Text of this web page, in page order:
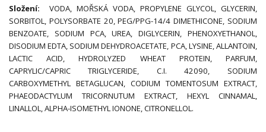
Složení:
VODA, MOŘSKÁ VODA, PROPYLENE GLYCOL, GLYCERIN,
SORBITOL, POLYSORBATE 20, PEG/PPG-14/4 DIMETHICONE, SODIUM
BENZOATE, SODIUM PCA, UREA, DIGLYCERIN, PHENOXYETHANOL,
DISODIUM EDTA, SODIUM DEHYDROACETATE, PCA, LYSINE, ALLANTOIN,
LACTIC ACID, HYDROLYZED WHEAT PROTEIN, PARFUM,
CAPRYLIC/CAPRIC TRIGLYCERIDE, C.I. 42090, SODIUM
CARBOXYMETHYL BETAGLUCAN, CODIUM TOMENTOSUM EXTRACT,
PHAEODACTYLUM TRICORNUTUM EXTRACT, HEXYL CINNAMAL,
LINALLOL, ALPHA-ISOMETHYL IONONE, CITRONELLOL.